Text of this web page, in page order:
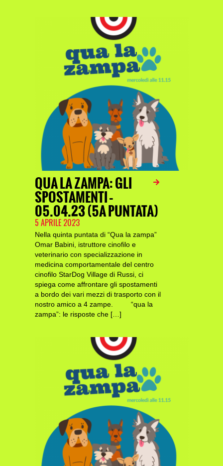
QUA LA ZAMPA: GLI
SPOSTAMENTI –
05.04.23 (5A PUNTATA)
5 APRILE 2023
Nella quinta puntata di “Qua la zampa”
Omar Babini, istruttore cinofilo e
veterinario con specializzazione in
medicina comportamentale del centro
cinofilo StarDog Village di Russi, ci
spiega come affrontare gli spostamenti
a bordo dei vari mezzi di trasporto con il
nostro amico a 4 zampe. “qua la
zampa”: le risposte che […]